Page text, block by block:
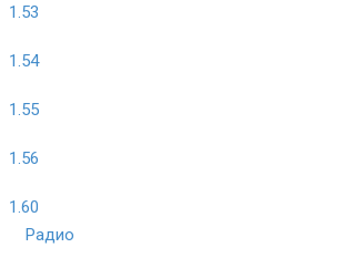
1.53
1.54
1.55
1.56
1.60
Радио